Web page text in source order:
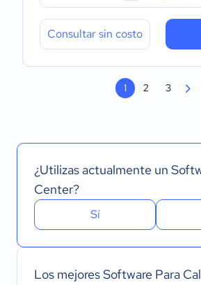
Consultar sin costo
1 2 3
¿Utilizas actualmente un
Center?
Sí
Los mejores Software Para